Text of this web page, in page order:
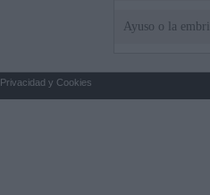
Ayuso o la
Privacidad y Cookies